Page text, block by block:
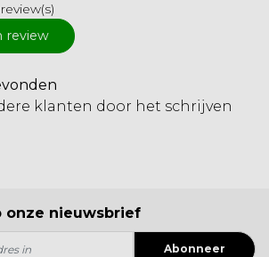
review
klanten door het schrijven
onze nieuwsbrief
Abonneer